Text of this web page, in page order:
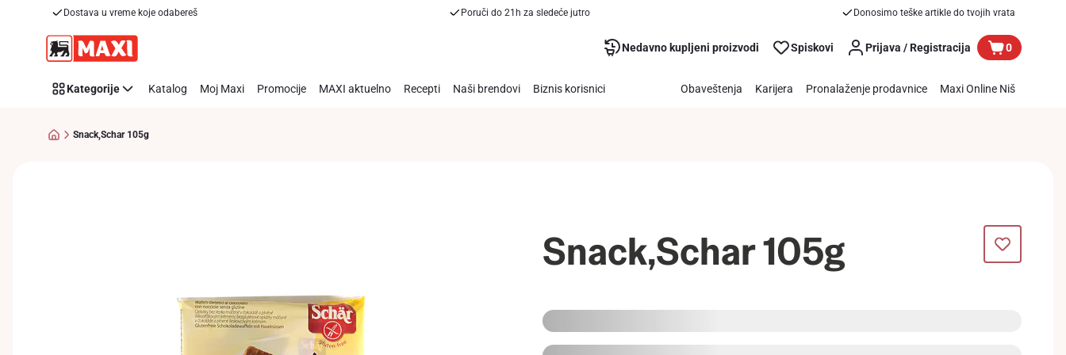
Dostava u vreme koje odabereš Poruči do 21h za sledeće jutro Donosimo teške artikle do tvojih vrata
Nedavno kupljeni proizvodi Spiskovi Prijava / Registracija 0
Kategorije Katalog Moj Maxi Promocije MAXI aktuelno Recepti Naši brendovi Biznis korisnici Obaveštenja Karijera Pronalaženje prodavnice Maxi Online Niš
Snack,Schar 105g
Snack,Schar 105g